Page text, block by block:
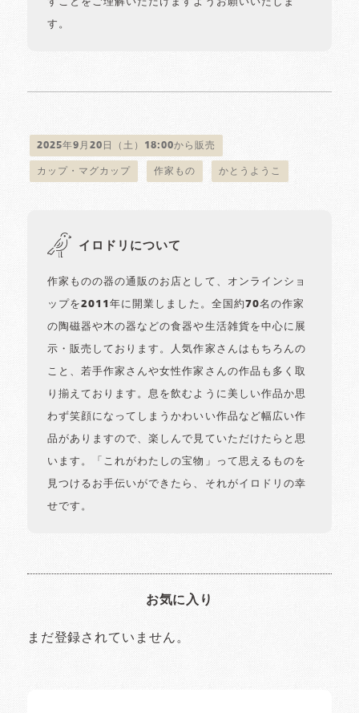
す。
2025年9月20日（土）18:00から販売
カップ・マグカップ 作家もの かとうようこ
イロドリについて
作家ものの器の通販のお店として、オンラインショ
ップを2011年に開業しました。全国約70名の作家
の陶磁器や木の器などの食器や生活雑貨を中心に展
示・販売しております。人気作家さんはもちろんの
こと、若手作家さんや女性作家さんの作品も多く取
り揃えております。息を飲むように美しい作品か思
わず笑顔になってしまうかわいい作品など幅広い作
品がありますので、楽しんで見ていただけたらと思
います。「これがわたしの宝物」って思えるものを
見つけるお手伝いができたら、それがイロドリの幸
せです。
お気に入り
まだ登録されていません。